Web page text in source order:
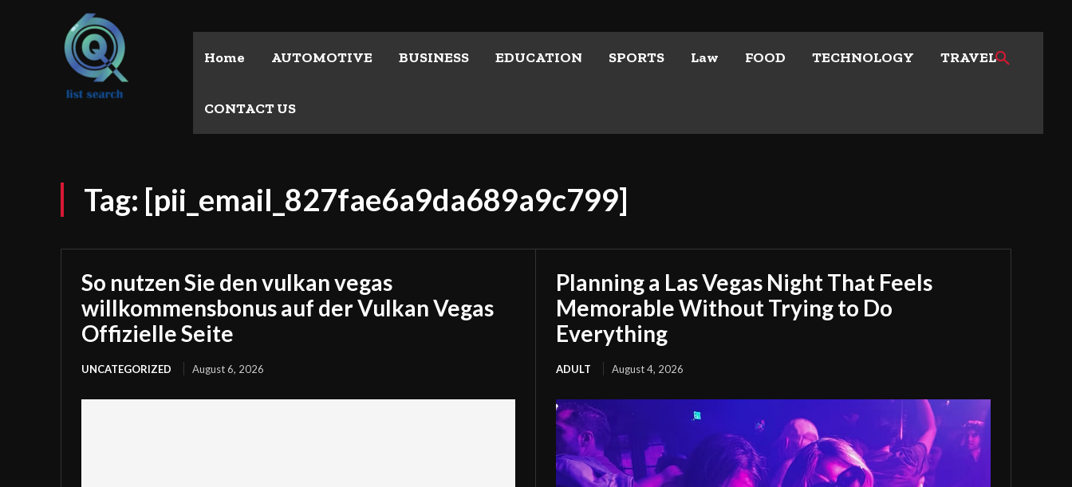
Home AUTOMOTIVE BUSINESS EDUCATION SPORTS Law FOOD TECHNOLOGY TRAVEL
CONTACT US
Tag: [pii_email_827fae6a9da689a9c799]
So nutzen Sie den vulkan vegas
willkommensbonus auf der Vulkan Vegas
Offizielle Seite
UNCATEGORIZED August 6, 2026
Planning a Las Vegas Night That Feels
Memorable Without Trying to Do
Everything
ADULT August 4, 2026